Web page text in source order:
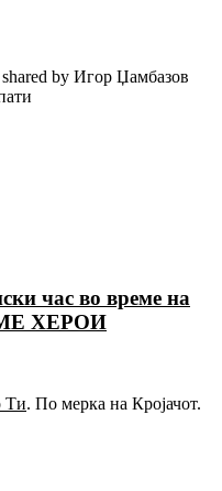
by Игор Џамбазов
час во време на
ХЕРОИ
Ти. По мерка на Кројачот.